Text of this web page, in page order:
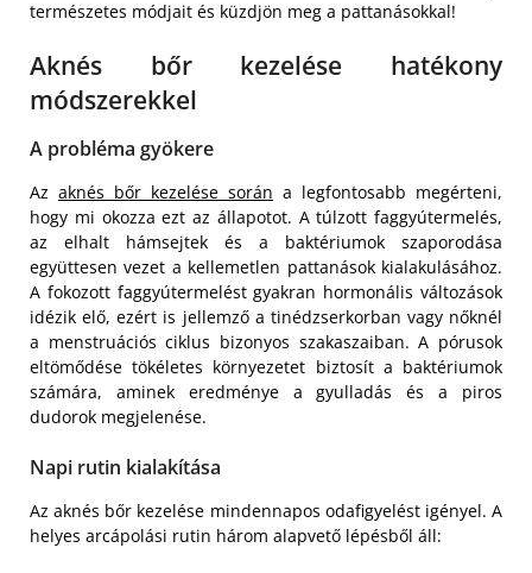
természetes módjait és küzdjön meg a pattanásokkal!
Aknés bőr kezelése hatékony
módszerekkel
A probléma gyökere
Az aknés bőr kezelése során a legfontosabb megérteni,
hogy mi okozza ezt az állapotot. A túlzott faggyútermelés,
az elhalt hámsejtek és a baktériumok szaporodása
együttesen vezet a kellemetlen pattanások kialakulásához.
A fokozott faggyútermelést gyakran hormonális változások
idézik elő, ezért is jellemző a tinédzserkorban vagy nőknél
a menstruációs ciklus bizonyos szakaszaiban. A pórusok
eltömődése tökéletes környezetet biztosít a baktériumok
számára, aminek eredménye a gyulladás és a piros
dudorok megjelenése.
Napi rutin kialakítása
Az aknés bőr kezelése mindennapos odafigyelést igényel. A
helyes arcápolási rutin három alapvető lépésből áll: